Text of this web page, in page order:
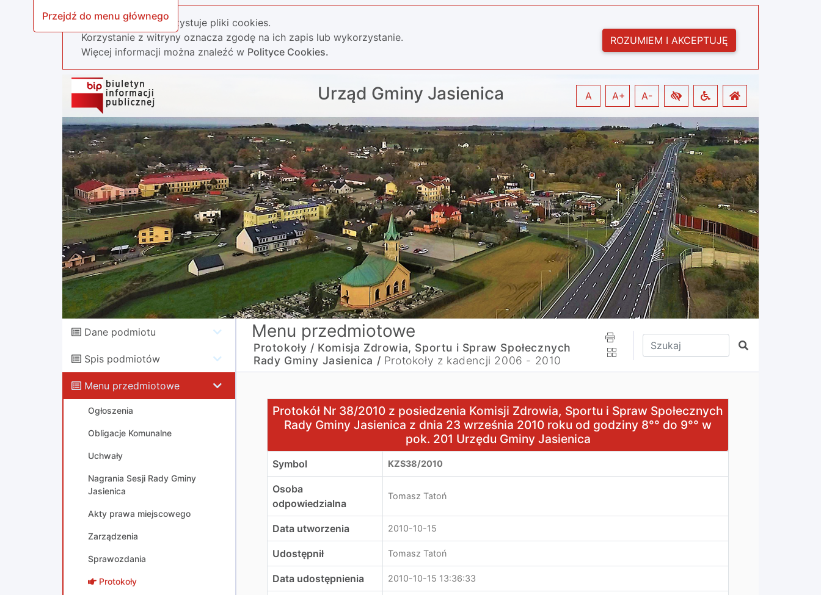
Przejdź do menu głównego
Nasza strona wykorzystuje pliki cookies.
Korzystanie z witryny oznacza zgodę na ich zapis lub wykorzystanie.
Więcej informacji można znaleźć w Polityce Cookies.
ROZUMIEM I AKCEPTUJĘ
Urząd Gminy Jasienica A A+ A-
Dane podmiotu
Spis podmiotów
Menu przedmiotowe
Ogłoszenia
Obligacje Komunalne
Uchwały
Nagrania Sesji Rady Gminy
Jasienica
Akty prawa miejscowego
Zarządzenia
Sprawozdania
Protokoły
Menu przedmiotowe
Protokoły / Komisja Zdrowia, Sportu i Spraw Społecznych
Rady Gminy Jasienica / Protokoły z kadencji 2006 - 2010
Wpisz tekst do wyszukania
Szukaj
Protokół Nr 38/2010 z posiedzenia Komisji Zdrowia, Sportu i Spraw Społecznych Rady Gminy Jasienica z dnia 23
Protokół Nr 38/2010 z posiedzenia Komisji Zdrowia, Sportu i Spraw Społecznych
Rady Gminy Jasienica z dnia 23 września 2010 roku od godziny 8°° do 9°° w
pok. 201 Urzędu Gminy Jasienica
Symbol KZS38/2010
Osoba
odpowiedzialna
Tomasz Tatoń
Data utworzenia 2010-10-15
Udostępnił Tomasz Tatoń
Data udostępnienia 2010-10-15 13:36:33